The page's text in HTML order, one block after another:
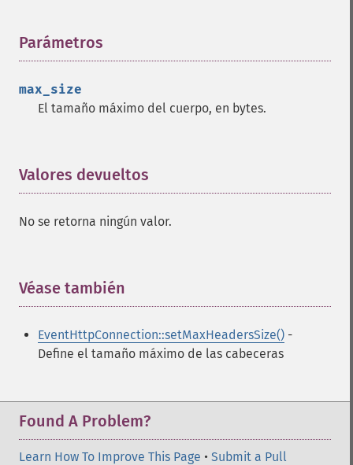
Parámetros
max_size
El tamaño máximo del cuerpo, en bytes.
Valores devueltos
No se retorna ningún valor.
Véase también
EventHttpConnection::setMaxHeadersSize() -
Define el tamaño máximo de las cabeceras
Found A Problem?
Learn How To Improve This Page • Submit a Pull